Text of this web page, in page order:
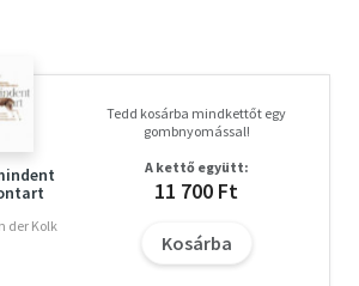
der Kolk
Tedd kosárba mindkettőt egy
gombnyomással!
A kettő együtt:
11 700 Ft
Kosárba